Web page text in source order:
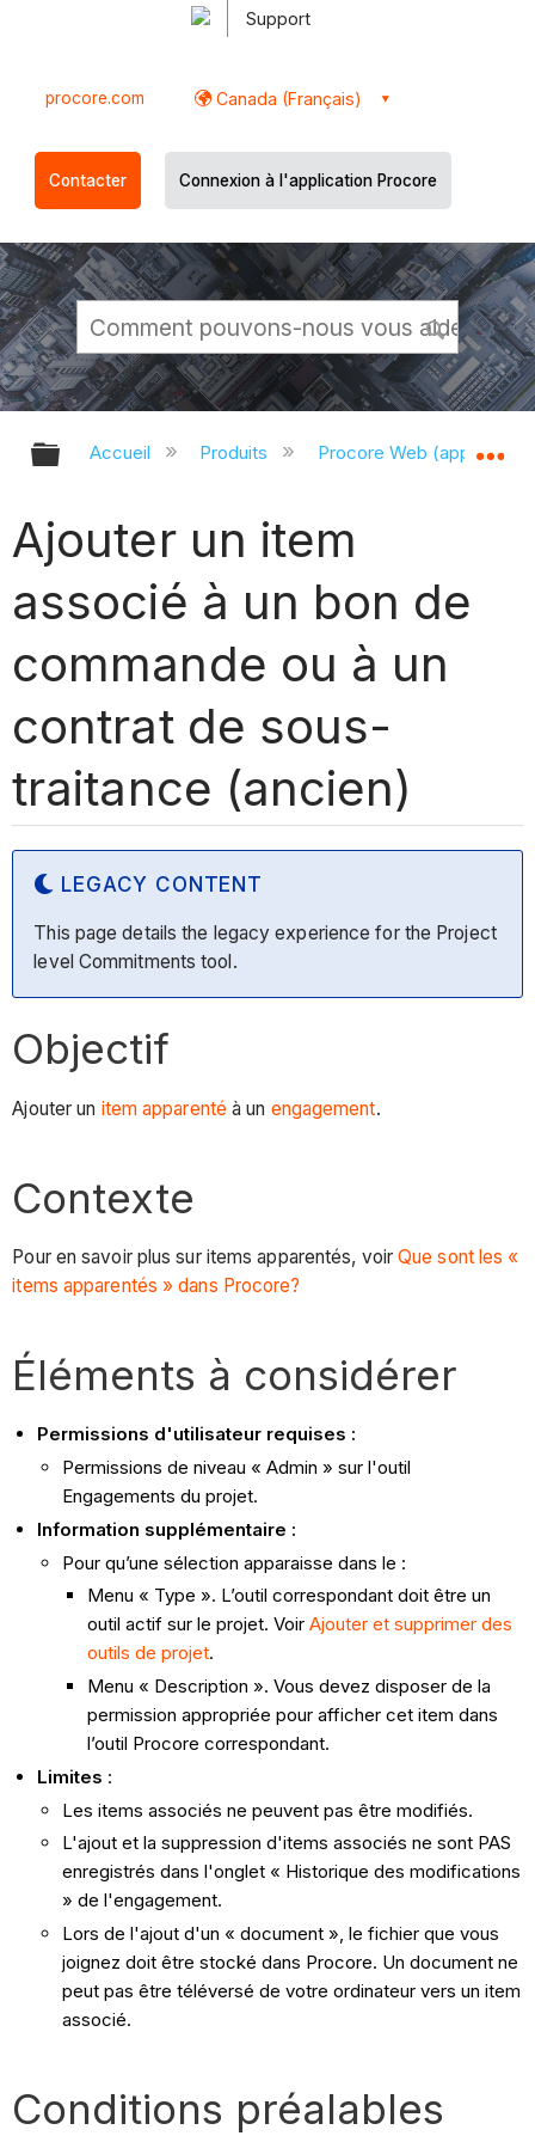
Support
procore.com Canada (Français)
Contacter Connexion à l'application Procore
Développer/réduire la hiérarchie
Accueil Produits Procore Web
Ajouter un item
associé à un bon de
commande ou à un
contrat de sous-
traitance (ancien)
LEGACY CONTENT
This page details the legacy experience for the Project
level Commitments tool.
Objectif
Ajouter un item apparenté à un engagement.
Contexte
Pour en savoir plus sur items apparentés, voirQue sont les «
items apparentés » dans Procore?
Éléments à considérer
Permissions d'utilisateur requises :
Permissions de niveau « Admin » sur l'outil
Engagements du projet.
Information supplémentaire :
Pour qu’une sélection apparaisse dans le :
Menu « Type ». L’outil correspondant doit être un
outil actif sur le projet. VoirAjouter et supprimer des
outils de projet.
Menu « Description ». Vous devez disposer de la
permission appropriée pour afficher cet item dans
l’outil Procore correspondant.
Limites :
Les items associés ne peuvent pas être modifiés.
L'ajout et la suppression d'items associés ne sont PAS
enregistrés dans l'onglet « Historique des modifications
» de l'engagement.
Lors de l'ajout d'un « document », le fichier que vous
joignez doit être stocké dans Procore. Un document ne
peut pas être téléversé de votre ordinateur vers un item
associé.
Conditions préalables